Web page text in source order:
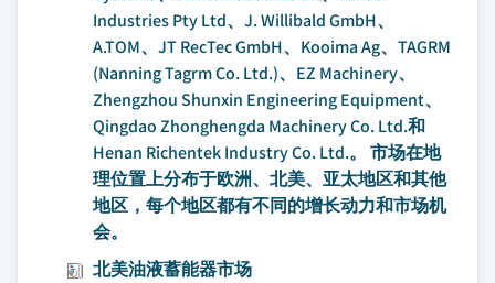
Industries Pty Ltd、J. Willibald GmbH、
A.TOM、JT RecTec GmbH、Kooima Ag、TAGRM
(Nanning Tagrm Co. Ltd.)、EZ Machinery、
Zhengzhou Shunxin Engineering Equipment、
Qingdao Zhonghengda Machinery Co. Ltd.和
Henan Richentek Industry Co. Ltd.。 市场在地
理位置上分布于欧洲、北美、亚太地区和其他
地区，每个地区都有不同的增长动力和市场机
会。
北美油液蓄能器市场